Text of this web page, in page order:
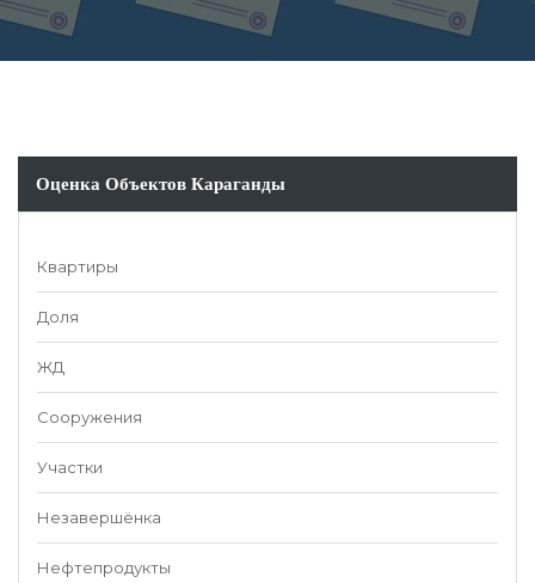
Оценка Объектов Караганды
Квартиры
Доля
ЖД
Сооружения
Участки
Незавершёнка
Нефтепродукты